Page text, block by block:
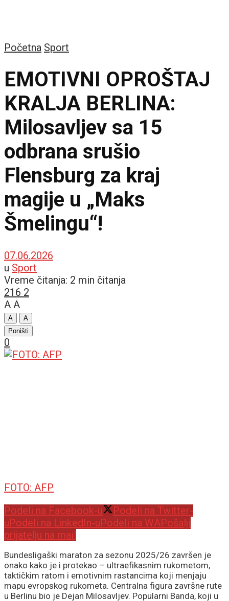
Početna Sport
EMOTIVNI OPROŠTAJ
KRALJA BERLINA:
Milosavljev sa 15
odbrana srušio
Flensburg za kraj
magije u „Maks
Šmelingu“!
07.06.2026
u Sport
Vreme čitanja: 2 min čitanja
216 2
A A
A
A
Poništi
0
FOTO: AFP
Podeli na Facebook-u
Podeli na Twitter-
uPodeli na LinkedIn-uPodeli na WAPošalji
prijatelju na mail
Bundesligaški maraton za sezonu 2025/26 završen je
onako kako je i protekao – ultraefikasnim rukometom,
taktičkim ratom i emotivnim rastancima koji menjaju
mapu evropskog rukometa. Centralna figura završne rute
u Berlinu bio je Dejan Milosavljev. Popularni Banda, koji u